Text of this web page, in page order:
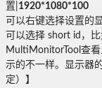
置| 1920*1080*100
可以右键选择设置的
可以选择 short id，
MultiMonitorTool查
示的不一样。显示器
定）】